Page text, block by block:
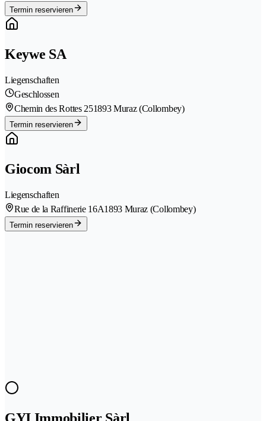
Termin reservieren
Keywe SA
Liegenschaften
Geschlossen
Chemin des Rottes 251893 Muraz (Collombey)
Termin reservieren
Giocom Sàrl
Liegenschaften
Rue de la Raffinerie 16A1893 Muraz (Collombey)
Termin reservieren